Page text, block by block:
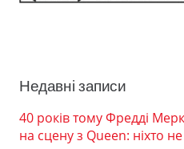
Недавні записи
40 років тому Фредді
на сцену з Queen: ніхто